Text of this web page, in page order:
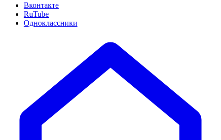
Вконтакте
RuTube
Одноклассники